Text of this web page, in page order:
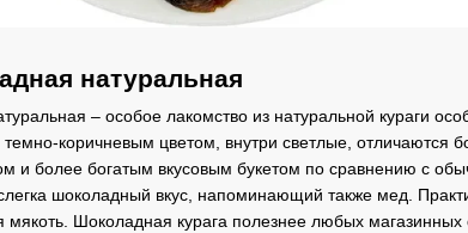
натуральная
– особое лакомство из натуральной кураги
коричневым цветом, внутри светлые, отличаются
и более богатым вкусовым букетом по сравнению с
шоколадный вкус, напоминающий также мед.
мякоть. Шоколадная курага полезнее любых магазинных